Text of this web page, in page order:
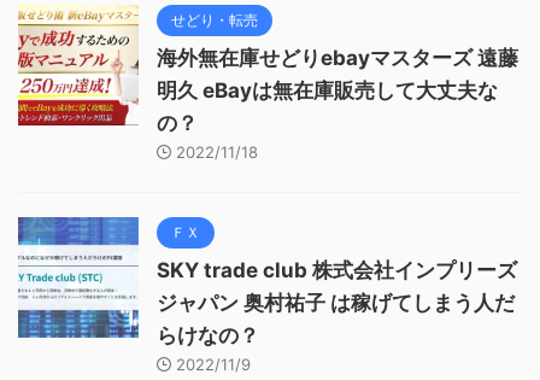
せどり・転売
海外無在庫せどりebayマスターズ 遠藤
明久 eBayは無在庫販売して大丈夫な
の？
2022/11/18
ＦＸ
SKY trade club 株式会社インプリーズ
ジャパン 奥村祐子 は稼げてしまう人だ
らけなの？
2022/11/9